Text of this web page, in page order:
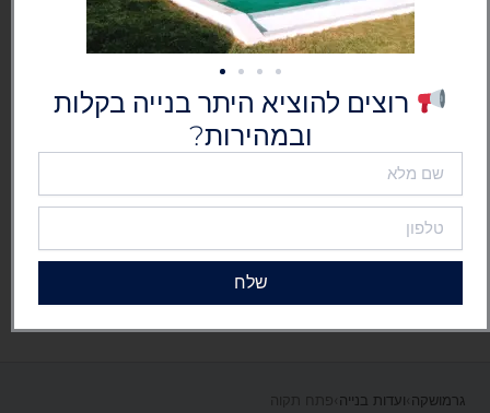
גרמושקה ועדות בנייה
רוצים להוציא היתר בנייה בקלות
ובמהירות?
מלא
שלח